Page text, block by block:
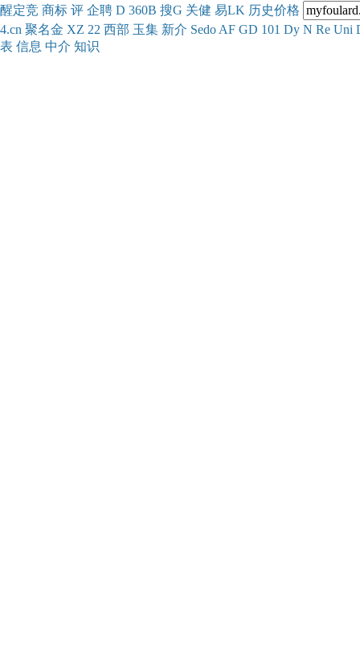
醒定竞 商标 评 企聘 D 360B 搜G 关健 易LK 历史价格
4.cn 聚名金 XZ 22 西部 玉集 新介 Sedo AF GD 101 Dy N Re Uni
表 信息 中介 知识